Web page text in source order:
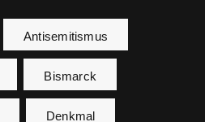
Antisemitismus
Bismarck
Denkmal